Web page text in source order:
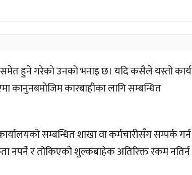
हुने गरेको उनको भनाइ छ। यदि कसैले यस्तो कार्य
कानुनबमोजिम कारबाहीका लागि सम्बन्धित
सम्बन्धित शाखा वा कर्मचारीसँग सम्पर्क गर्न
र तोकिएको शुल्कबाहेक अतिरिक्त रकम नतिर्न